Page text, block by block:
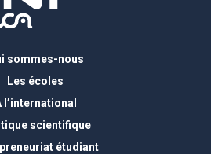
sommes-nous
Les écoles
l’international
scientifique
étudiant